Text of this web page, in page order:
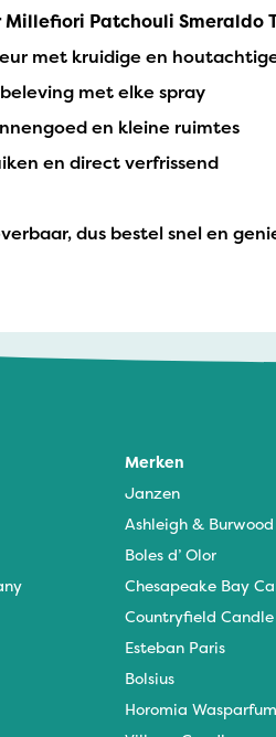
Millefiori Patchouli Smeraldo
met kruidige en
met elke spray
en kleine ruimtes
en direct verfrissend
dus bestel snel en
Merken
Janzen
Ashleigh & Burwood
Boles d’ Olor
Chesapeake Bay
Countryfield Candle
Esteban Paris
Bolsius
Horomia Wasparfum